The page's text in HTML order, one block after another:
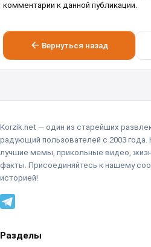
комментарии к данной публикации.
Вернуться назад
Korzik.net — один из старейших
радующий пользователей с 2003
лучшие мемы, прикольные видео,
факты. Присоединяйтесь к нашему
историей!
Разделы